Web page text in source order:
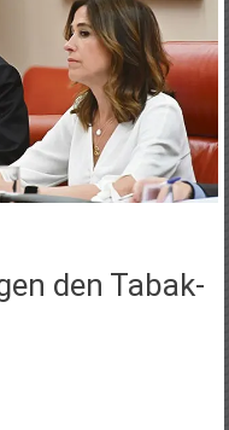
den Tabak-